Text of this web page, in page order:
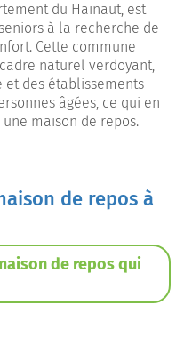
du Hainaut, est
à la recherche de
Cette commune
naturel verdoyant,
des établissements
âgées, ce qui en
maison de repos.
de repos à
de repos qui